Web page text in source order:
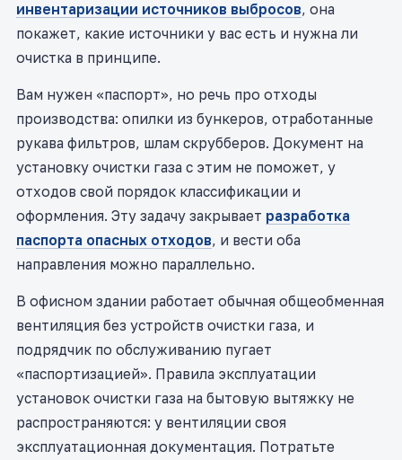
инвентаризации источников выбросов, она
покажет, какие источники у вас есть и нужна ли
очистка в принципе.
Вам нужен «паспорт», но речь про отходы
производства: опилки из бункеров, отработанные
рукава фильтров, шлам скрубберов. Документ на
установку очистки газа с этим не поможет, у
отходов свой порядок классификации и
оформления. Эту задачу закрывает разработка
паспорта опасных отходов, и вести оба
направления можно параллельно.
В офисном здании работает обычная общеобменная
вентиляция без устройств очистки газа, и
подрядчик по обслуживанию пугает
«паспортизацией». Правила эксплуатации
установок очистки газа на бытовую вытяжку не
распространяются: у вентиляции своя
эксплуатационная документация. Потратьте